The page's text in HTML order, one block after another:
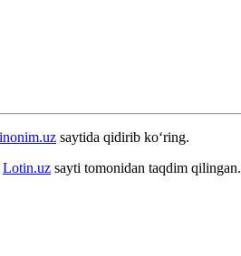
saytida qidirib ko‘ring.
Lotin.uz sayti tomonidan taqdim qilingan.